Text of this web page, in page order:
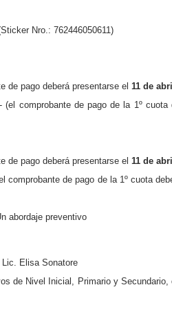
Nro.: 762446050611)
de pago deberá presentarse el 11 de abril
-(el comprobante de pago de la 1ºcuota
de pago deberá presentarse el 11 de
comprobante de pago de la 1ºcuota
abordaje preventivo
Elisa Sonatore
de Nivel Inicial, Primario y